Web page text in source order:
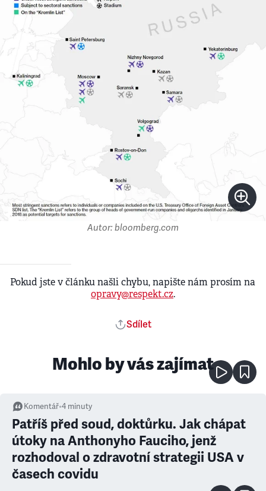
Autor: bloomberg.com
Pokud jste v článku našli chybu, napište nám prosím na
opravy@respekt.cz.
Sdílet
Mohlo by vás zajímat
Komentář•4 minuty
Patříš před soud, doktůrku. Jak chápat
útoky na Anthonyho Fauciho, jenž
rozhodoval o zdravotní strategii USA v
časech covidu